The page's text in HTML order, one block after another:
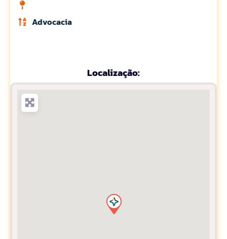
Advocacia
Localização: